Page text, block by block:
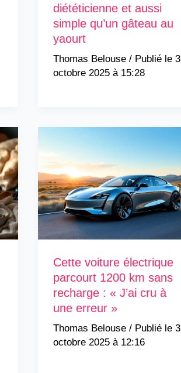
diététicienne et aussi
simple qu’un gâteau au
yaourt
Thomas Belouse /
3
octobre 2025 à 15:28
Cette voiture électrique
parcourt 1200 km sans
recharge : « J’ai cru à
une erreur »
Thomas Belouse /
3
octobre 2025 à 12:16